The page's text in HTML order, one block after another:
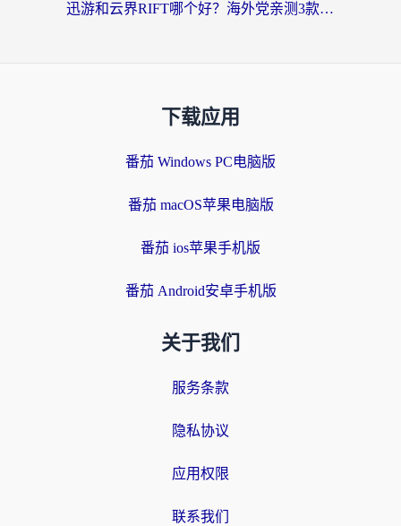
迅游和云界RIFT哪个好？海外党亲测3款回国加速器，教你无缝刷国内剧玩游戏
下载应用
番茄 Windows PC电脑版
番茄 macOS苹果电脑版
番茄 ios苹果手机版
番茄 Android安卓手机版
关于我们
服务条款
隐私协议
应用权限
联系我们